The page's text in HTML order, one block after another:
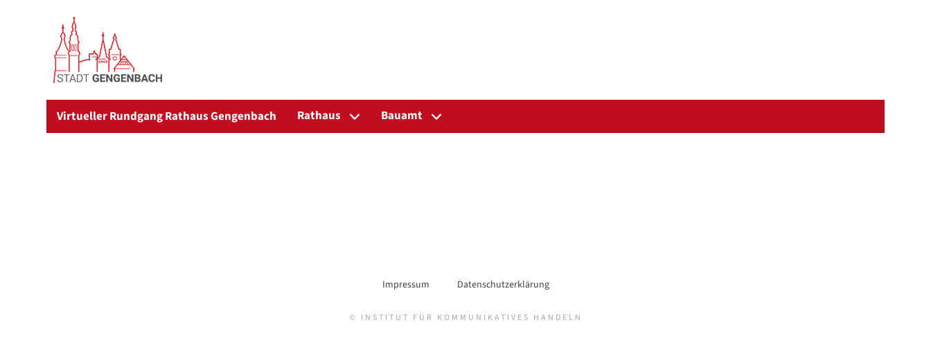
Virtueller Rundgang Rathaus Gengenbach Rathaus Bauamt
Impressum Datenschutzerklärung
© INSTITUT FÜR KOMMUNIKATIVES HANDELN